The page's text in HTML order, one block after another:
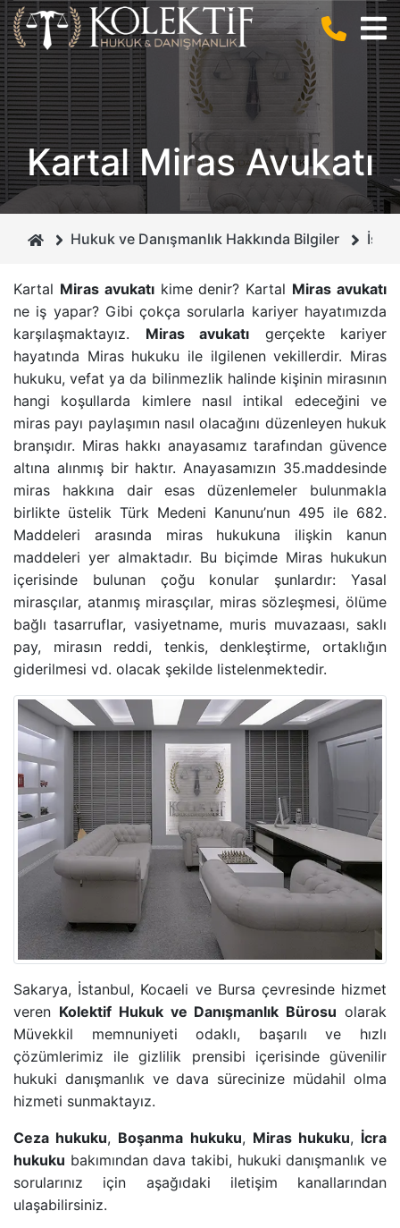
BIZ KIMIZ ?
KURUCUMUZ
CEZA HUKUKU
BILIŞIM HUKUKU
MIRAS HUKUKU
GAYRIMENKUL HUKUKU
BOŞANMA VE AILE HUKUKU
İCRA VE İFLAS HUKUKU
BORÇLAR HUKUKU
ANLAŞMALI BOŞANMA
BILIŞIM SUÇLARI
DOLANDIRICILIK SUÇU
CEZA MAHKEMELERI
İHTIYATI HACIZ
İSIM VE SOYISIM DEĞIŞIKLIĞI DAVASI
ÇEKIŞMELI BOŞANMA DAVASI
BANKA HESABINA KONULAN BLOKENIN
GAYRIMENKUL AVUKATI
HAKARET SUÇU
İZALE-I ŞUYU DAVASI
TAŞINMAZ SATIŞ VAADI SÖZLEŞMESI
ECRIMISIL DAVASI
KASTEN YARALAMA SUÇU
UYUŞTURUCU TICARETI DAVASI
ADLI KONTROL TEDBIRI
HIRSIZLIK SUÇU
KONUT DOKUNULMAZLIĞININ IHLALI SUÇU
KOVUŞTURMAYA YER OLMADIĞINA DAIR KARAR
ÖZEL HAYATIN GIZLILIĞI SUÇU
CINSEL TACIZ SUÇU
TASARRUFUN IPTALI DAVASI
YÜRÜTMENIN DURDURULMASI KARARI
HÜKMÜN AÇIKLANMASININ GERI BIRAKILMASI
Kartal Miras Avukatı
Hukuk ve Danışmanlık Hakkında Bilgiler
Kartal Miras avukatıkime denir? Kartal Miras avukatı
ne iş yapar? Gibi çokça sorularla kariyer hayatımızda
karşılaşmaktayız. Miras avukatı gerçekte kariyer
hayatında Miras hukuku ile ilgilenen vekillerdir. Miras
hukuku, vefat ya da bilinmezlik halinde kişinin mirasının
hangi koşullarda kimlere nasıl intikal edeceğini ve
miras payı paylaşımın nasıl olacağını düzenleyen hukuk
branşıdır. Miras hakkı anayasamız tarafından güvence
altına alınmış bir haktır. Anayasamızın 35.maddesinde
miras hakkına dair esas düzenlemeler bulunmakla
birlikte üstelik Türk Medeni Kanunu’nun 495 ile 682.
Maddeleri arasında miras hukukuna ilişkin kanun
maddeleri yer almaktadır. Bu biçimde Miras hukukun
içerisinde bulunan çoğu konular şunlardır: Yasal
mirasçılar, atanmış mirasçılar, miras sözleşmesi,ölüme
bağlı tasarruflar, vasiyetname, muris muvazaası, saklı
pay, mirasın reddi, tenkis,denkleştirme,ortaklığın
giderilmesi vd. olacak şekilde listelenmektedir.
Sakarya, İstanbul, Kocaeli ve Bursa çevresinde hizmet
veren Kolektif Hukuk ve Danışmanlık Bürosu olarak
Müvekkil memnuniyeti odaklı, başarılı ve hızlı
çözümlerimiz ile gizlilik prensibi içerisinde güvenilir
hukuki danışmanlık ve dava sürecinize müdahil olma
hizmeti sunmaktayız.
Ceza hukuku, Boşanma hukuku, Miras hukuku, İcra
hukuku bakımından dava takibi, hukuki danışmanlık ve
sorularınız için aşağıdaki iletişim kanallarından
ulaşabilirsiniz.